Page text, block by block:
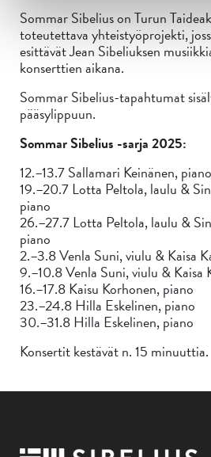
Sommar Sibelius on Turun
toteutettava yhteistyöprojekti,
esittävät Jean Sibeliuksen
konserttien aikana.
Sommar Sibelius-tapahtumat
pääsylippuun.
Sommar Sibelius -sarja 2025:
12.–13.7 Sallamari Keinänen, piano
19.–20.7 Lotta Peltola, laulu &
piano
26.–27.7 Lotta Peltola, laulu &
piano
2.–3.8 Venla Suni, viulu & Kaisa
9.–10.8 Venla Suni, viulu & Kaisa
16.–17.8 Kaisu Korhonen, piano
23.–24.8 Hilla Eskelinen, piano
30.–31.8 Hilla Eskelinen, piano
Konsertit kestävät n. 15 minuuttia.